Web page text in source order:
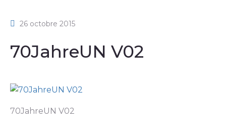
26 octobre 2015
70JahreUN V02
70JahreUN V02